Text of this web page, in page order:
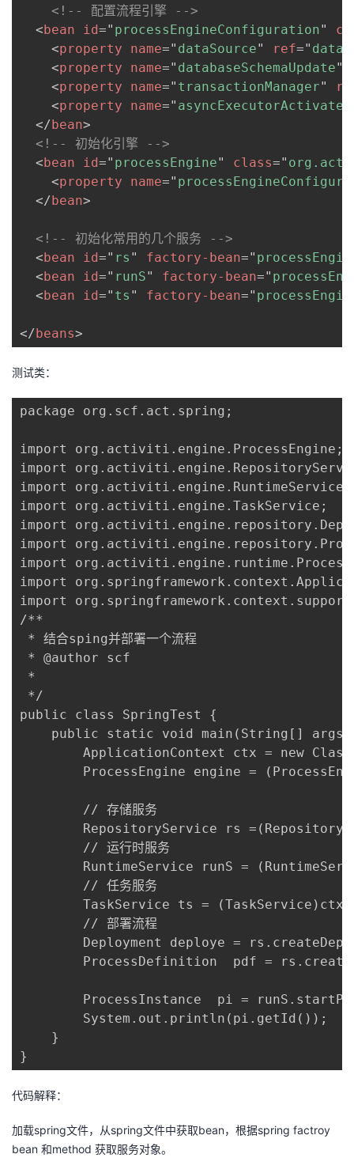
动
关
注
程
认
证
的
实
验
我
的
收
藏
Programs
支
持
声
建
议
<!-- 配置流程引擎 -->
<bean id=" processEngineConfiguration"
<property name=" dataSource" ref="
<property name=" databaseSchemaUpdate"
<property name=" transactionManager"
<property name=" asyncExecutorActivate
</bean>
<!-- 初始化引擎 -->
<bean id=" processEngine" class="
<property name="
</bean>
<!-- 初始化常用的几个服务 -->
<bean id=" rs " factory-bean="
<bean id=" runS" factory-bean="
<bean id=" ts " factory-bean="
</beans>
测试类：
package org.scf.act.spring;
import org.activiti.engine.ProcessEngine;
import
import org.activiti.engine.RuntimeService;
import org.activiti.engine.TaskService;
import
import
import
import
import
/**
* 结合sping并部署一个流程
* @author scf
*
*/
public class SpringTest {
代码解释：
加载spring文件，从spring文件中获取bean，根据spring factroy
bean 和method 获取服务对象。